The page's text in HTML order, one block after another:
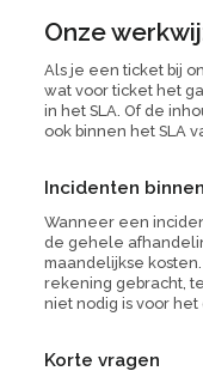
Onze
Als je een ticket bij
wat voor ticket het
in het SLA. Of de
ook binnen het SLA
Incidenten
Wanneer een
de gehele
maandelijkse
rekening gebracht,
niet nodig is voor het
Korte vragen